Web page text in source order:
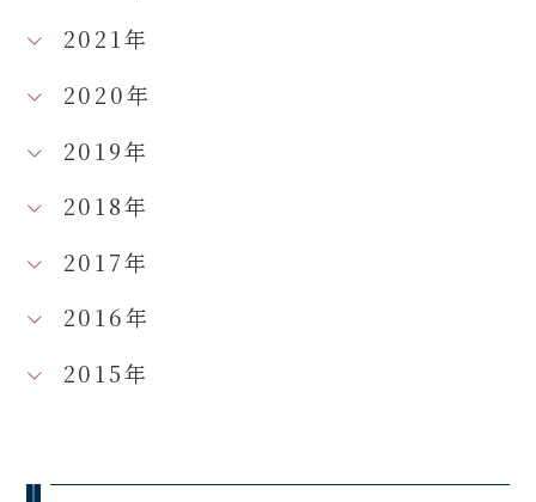
2021年
2020年
2019年
2018年
2017年
2016年
2015年